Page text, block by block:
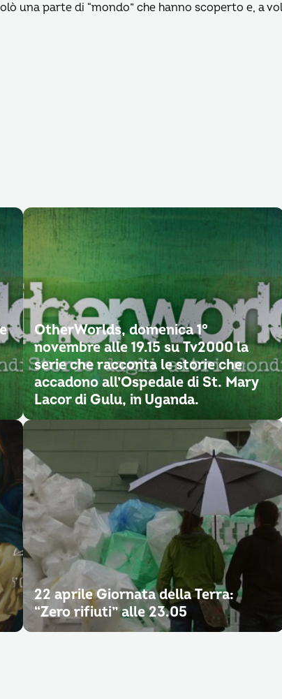
una parte di “mondo” che hanno scoperto e, a
OtherWorlds, domenica 1°
novembre alle 19.15 su Tv2000 la
serie che racconta le storie che
accadono all’Ospedale di St. Mary
Lacor di Gulu, in Uganda.
22 aprile Giornata della Terra:
“Zero rifiuti” alle 23.05